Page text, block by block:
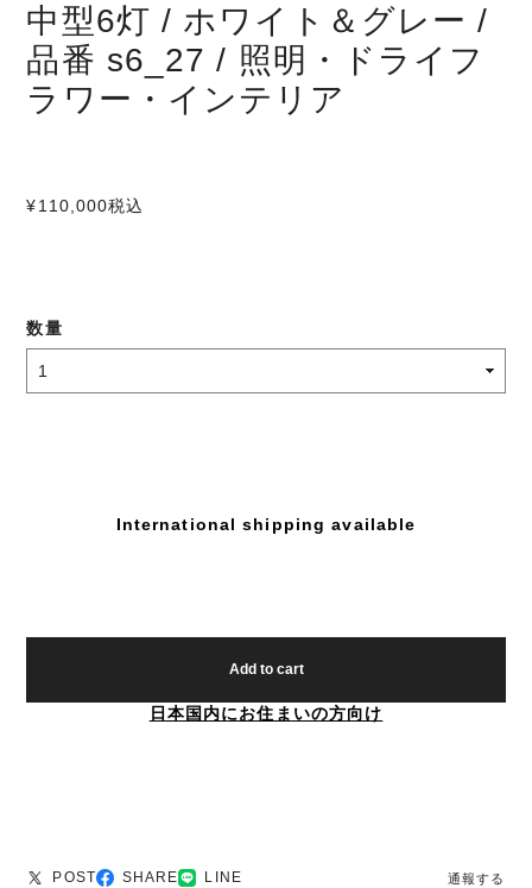
中型6灯 / ホワイト＆グレー /
品番 s6_27 / 照明・ドライフ
ラワー・インテリア
¥110,000税込
数量
International shipping available
Add to cart
日本国内にお住まいの方向け
POST SHARE LINE 通報する